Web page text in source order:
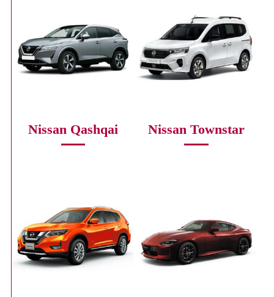
Nissan Qashqai Nissan Townstar